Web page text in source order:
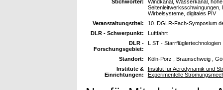
Stichwörter:
Windkanal, Wasserkanal,
Seitenleitwerksschwingungen,
Wirbelsysteme, digitales PIV
Veranstaltungstitel:
10. DGLR-Fach-Symposium
DLR - Schwerpunkt:
Luftfahrt
DLR -
Forschungsgebiet:
L ST - Starrflüglertechnologien
Standort:
Köln-Porz , Braunschweig ,
Institute &
Einrichtungen:
Institut für Aerodynamik und
Experimentelle